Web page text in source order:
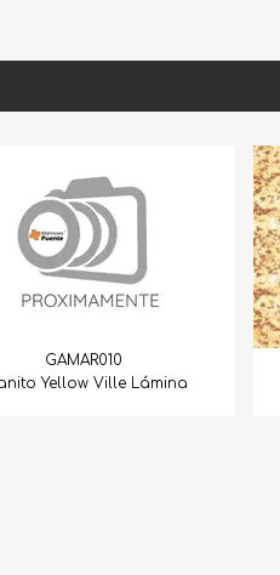
GAMAR010
Yellow Ville Lámina